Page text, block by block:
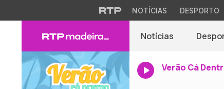
NOTÍCIAS DESPORTO
Notícias
Verão Cá